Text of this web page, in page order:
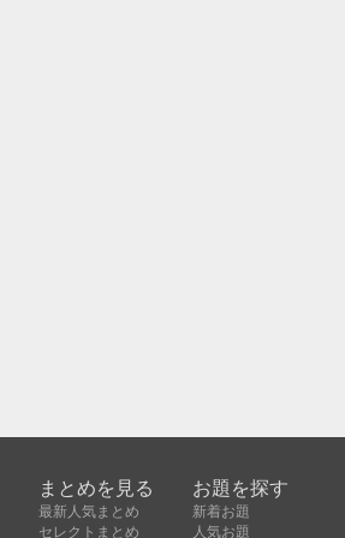
まとめを見る
最新人気まとめ
セレクトまとめ
お題を探す
新着お題
人気お題